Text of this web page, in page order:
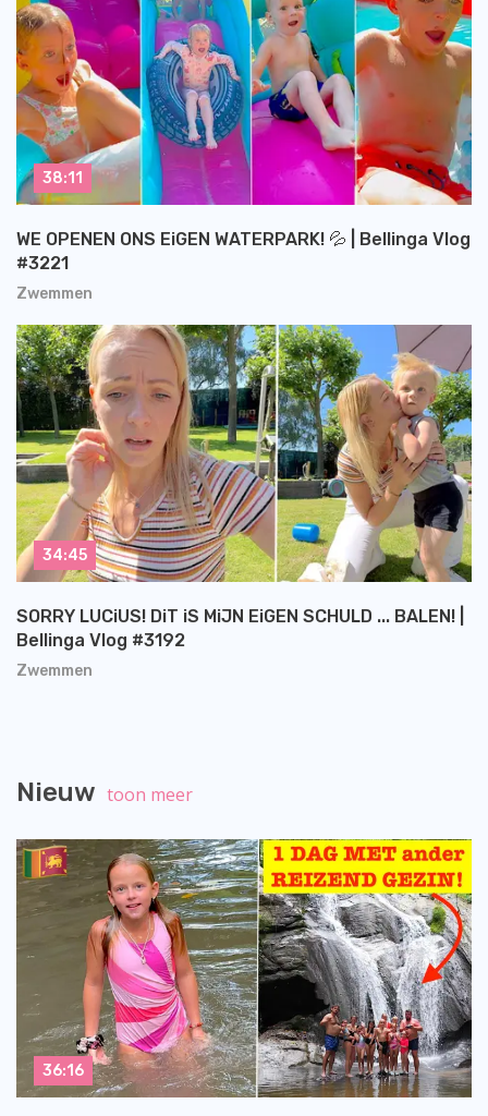
Zwemmen
WE OPENEN ONS EiGEN WATERPARK! 💦 | Bellinga Vlog
#3221
38:11
Zwemmen
SORRY LUCiUS! DiT iS MiJN EiGEN SCHULD ... BALEN! |
Bellinga Vlog #3192
34:45
Nieuw toon meer
36:16